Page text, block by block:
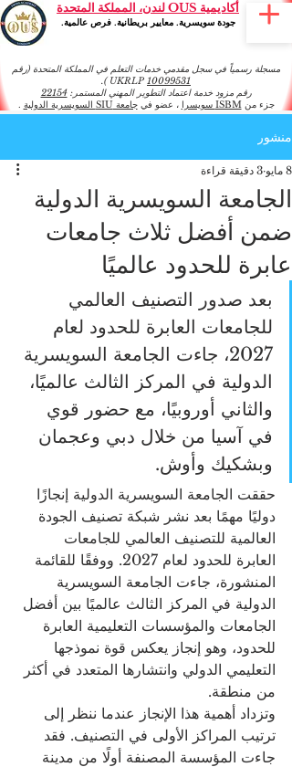
أكاديمية OUS لندن، المملكة المتحدة
جودة سويسرية. معايير بريطانية. فرص عالمية.
مسجلة رسمياً في سجل مقدمي خدمات التعلم في المملكة المتحدة (رقم
UKRLP 10099531
).
رقم مزود خدمة اعتماد التطوير المهني المستمر:22154
جزء منISBM سويسرا ، عضو فيجامعة SIU السويسرية الدولية .
منشور
الجامعة السويسرية الدولية
ضمن أفضل ثلاث جامعات
عابرة للحدود عالميًا
8 مايو 3 دقيقة قراءة
بعد صدور التصنيف العالمي
للجامعات العابرة للحدود لعام
2027، جاءت الجامعة السويسرية
الدولية في المركز الثالث عالميًا،
والثاني أوروبيًا، مع حضور قوي
في آسيا من خلال دبي وعجمان
وبشكيك وأوش.
حققت الجامعة السويسرية الدولية إنجازًا
دوليًا مهمًا بعد نشر شبكة تصنيف الجودة
العالمية للتصنيف العالمي للجامعات
العابرة للحدود لعام 2027. ووفقًا للقائمة
المنشورة، جاءت الجامعة السويسرية
الدولية في المركز الثالث عالميًا بين أفضل
الجامعات والمؤسسات التعليمية العابرة
للحدود، وهو إنجاز يعكس قوة نموذجها
التعليمي الدولي وانتشارها المتعدد في أكثر
من منطقة.
وتزداد أهمية هذا الإنجاز عندما ننظر إلى
ترتيب المراكز الأولى في التصنيف. فقد
جاءت المؤسسة المصنفة أولًا من مدينة